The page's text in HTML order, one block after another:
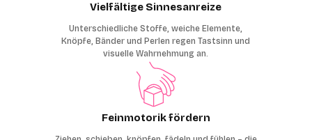
Vielfältige Sinnesanreize
Unterschiedliche Stoffe, weiche Elemente,
Knöpfe, Bänder und Perlen regen Tastsinn und
visuelle Wahrnehmung an.
Feinmotorik fördern